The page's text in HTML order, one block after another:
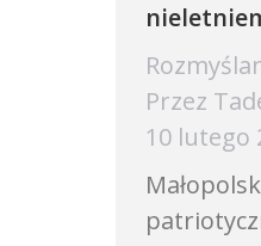
Przez
10 lutego